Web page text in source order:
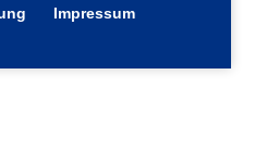
Impressum